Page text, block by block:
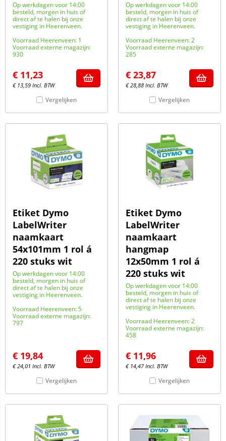
Op werkdagen voor 14:00
besteld, morgen in huis of
direct af te halen bij onze
vestiging in Heerenveen.
Voorraad Heerenveen: 1
Voorraad externe magazijn:
930
€ 11,23
€ 13,59 Incl. BTW
Vergelijken
Op werkdagen voor 14:00
besteld, morgen in huis of
direct af te halen bij onze
vestiging in Heerenveen.
Voorraad Heerenveen: 2
Voorraad externe magazijn:
285
€ 23,87
€28,88 Incl. BTW
Vergelijken
Etiket Dymo
LabelWriter
naamkaart
54x101mm 1 rol á
220 stuks wit
Op werkdagen voor 14:00
besteld, morgen in huis of
direct af te halen bij onze
vestiging in Heerenveen.
Voorraad Heerenveen: 5
Voorraad externe magazijn:
797
€ 19,84
€24,01 Incl. BTW
Vergelijken
Etiket Dymo
LabelWriter
naamkaart
hangmap
12x50mm 1 rol á
220 stuks wit
Op werkdagen voor 14:00
besteld, morgen in huis of
direct af te halen bij onze
vestiging in Heerenveen.
Voorraad Heerenveen: 2
Voorraad externe magazijn:
458
€ 11,96
€ 14,47 Incl. BTW
Vergelijken